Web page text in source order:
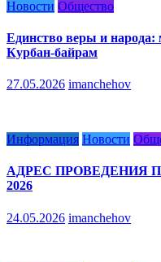
Новости Общество
Единство веры и народа:
Курбан-байрам
27.05.2026 imanchehov
Информация Новости
АДРЕС ПРОВЕДЕНИЯ
2026
24.05.2026 imanchehov